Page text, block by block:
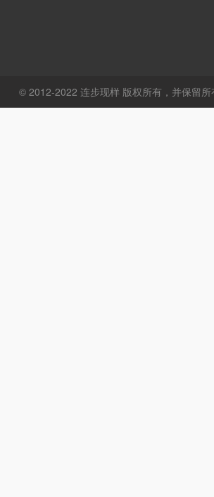
© 2012-2022 连步现样 版权所有，并保留